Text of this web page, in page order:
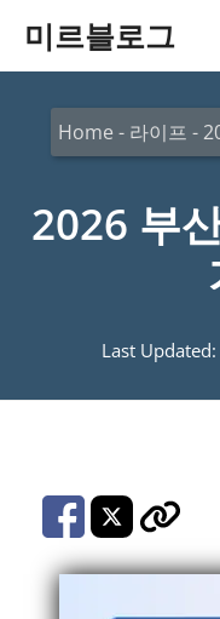
미르블로그
Home - 라이프 -
2026 부
Last